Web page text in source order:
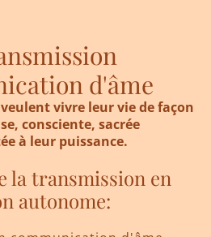
d'âme
vivre leur vie de façon
consciente, sacrée
à leur puissance.
la transmission en
autonome: